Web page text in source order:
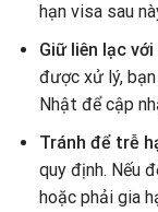
hạn visa sau
Giữ liên lạc
được xử lý,
Nhật để cập
Tránh để trễ
quy định. Nếu
hoặc phải gia